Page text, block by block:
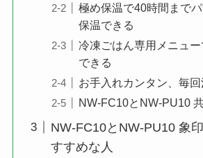
極め保温で40時間まで
保温できる
冷凍ごはん専用メニュ
できる
お手入れカンタン、毎
NW-FC10とNW-PU10
NW-FC10とNW-PU10 象
すすめな人